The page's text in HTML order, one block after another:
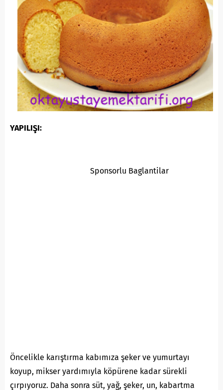
YAPILIŞI:
Sponsorlu Baglantilar
Öncelikle karıştırma kabımıza şeker ve yumurtayı
koyup, mikser yardımıyla köpürene kadar sürekli
çırpıyoruz. Daha sonra süt, yağ, şeker, un, kabartma